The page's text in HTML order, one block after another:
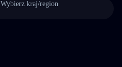
Wybierz kraj/region